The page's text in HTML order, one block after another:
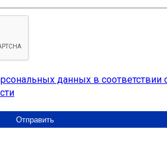
данных в соответствии